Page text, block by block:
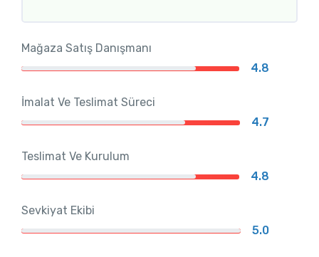
Mağaza Satış Danışmanı
4.8
İmalat Ve Teslimat Süreci
4.7
Teslimat Ve Kurulum
4.8
Sevkiyat Ekibi
5.0